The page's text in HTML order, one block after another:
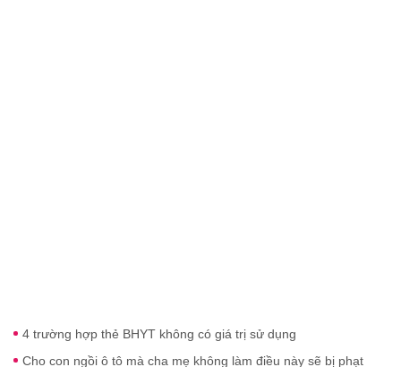
4 trường hợp thẻ BHYT không có giá trị sử dụng
Cho con ngồi ô tô mà cha mẹ không làm điều này sẽ bị phạt